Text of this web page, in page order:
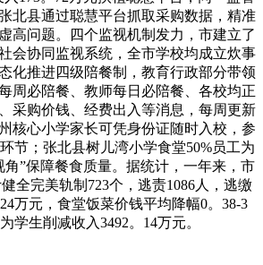
北县通过聪慧平台抓取采购数据，精准
高问题。四个监视机制发力，市建立了
会协同监视系统，全市学校均成立炊事
化推进四级陪餐制，教育行政部分带领
周必陪餐、教师每日必陪餐、各校均正
采购价钱、经费出入等消息，每周更新
核心小学家长可凭身份证随时入校，参
节；张北县树儿湾小学食堂50%员工为
角”保障餐食质量。据统计，一年来，市
全完美轨制723个，逃责1086人，逃缴
万元，食堂饭菜价钱平均降幅0。38-3
学生削减收入3492。14万元。